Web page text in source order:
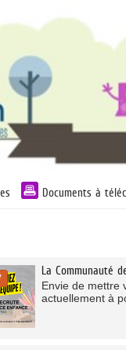
Documents à
La Communauté
Envie de mettre
actuellement à